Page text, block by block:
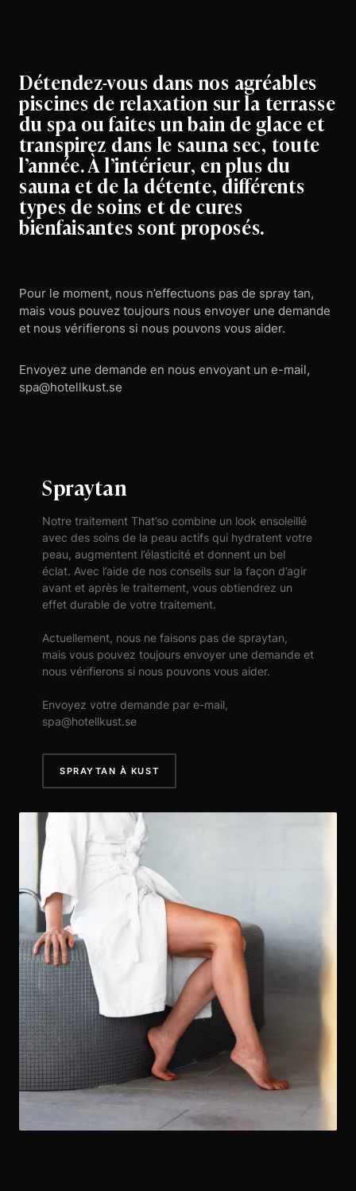
Détendez-vous dans nos agréables
piscines de relaxation sur la terrasse
du spa ou faites un bain de glace et
transpirez dans le sauna sec, toute
l’année. À l’intérieur, en plus du
sauna et de la détente, différents
types de soins et de cures
bienfaisantes sont proposés.
Pour le moment, nous n’effectuons pas de spray tan,
mais vous pouvez toujours nous envoyer une demande
et nous vérifierons si nous pouvons vous aider.
Envoyez une demande en nous envoyant un e-mail,
spa@hotellkust.se
Spraytan
Notre traitement That’so combine un look ensoleillé
avec des soins de la peau actifs qui hydratent votre
peau, augmentent l’élasticité et donnent un bel
éclat. Avec l’aide de nos conseils sur la façon d’agir
avant et après le traitement, vous obtiendrez un
effet durable de votre traitement.
Actuellement, nous ne faisons pas de spraytan,
mais vous pouvez toujours envoyer une demande et
nous vérifierons si nous pouvons vous aider.
Envoyez votre demande par e-mail,
spa@hotellkust.se
SPRAYTAN À KUST